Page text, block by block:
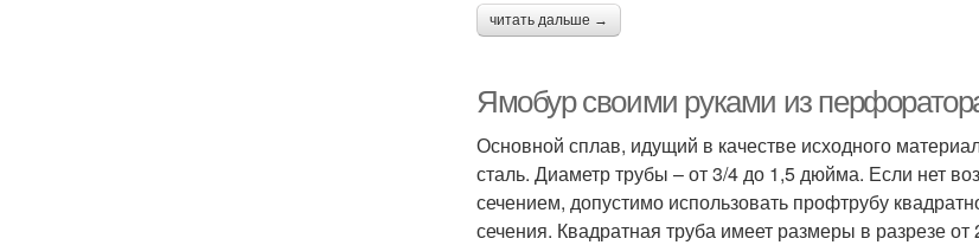
читать дальше →
Ямобур своими руками из
Основной сплав, идущий в качестве исходного
сталь. Диаметр трубы – от 3/4 до 1,5 дюйма. Если нет
сечением, допустимо использовать профтрубу
сечения. Квадратная труба имеет размеры в разрезе от